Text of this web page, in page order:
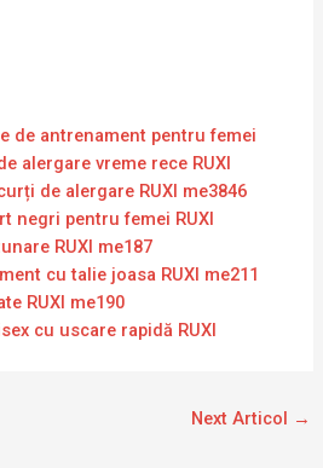
de antrenament pentru femei
alergare vreme rece RUXI
de alergare RUXI me3846
negri pentru femei RUXI
RUXI me187
cu talie joasa RUXI me211
RUXI me190
cu uscare rapidă RUXI
Next Articol →